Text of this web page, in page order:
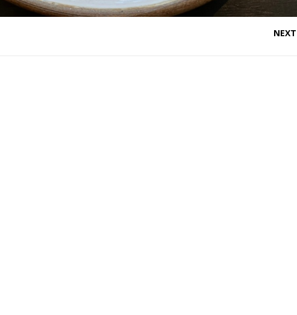
NEXT